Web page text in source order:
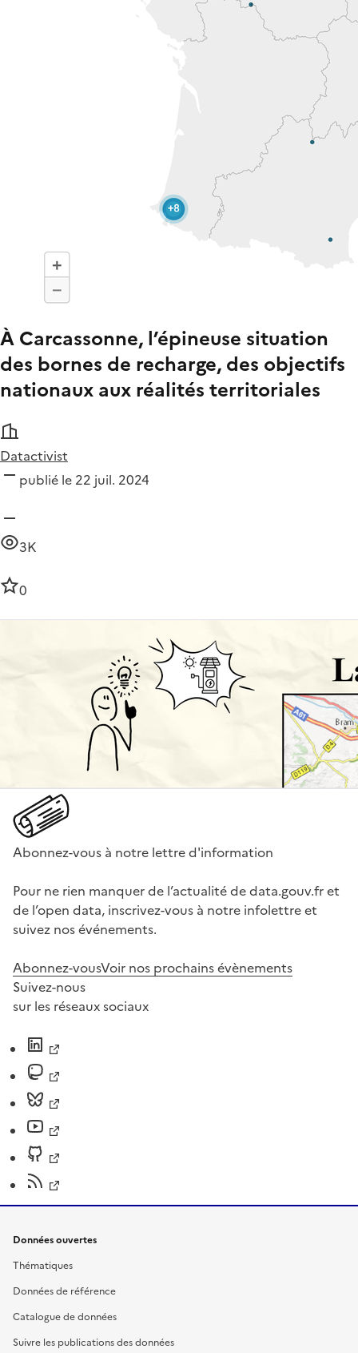
À Carcassonne, l’épineuse situation
des bornes de recharge, des objectifs
nationaux aux réalités territoriales
Datactivist
publié le 22 juil. 2024
3K
0
Abonnez-vous à notre lettre d'information
Pour ne rien manquer de l’actualité de data.gouv.fr et
de l’open data, inscrivez-vous à notre infolettre et
suivez nos événements.
Abonnez-vousVoir nos prochains évènements
Suivez-nous
sur les réseaux sociaux
Données ouvertes
Thématiques
Données de référence
Catalogue de données
Suivre les publications des données